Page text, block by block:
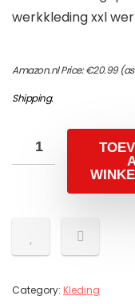
werkkleding xxl
Amazon.nl Price:€20.99(as
Shipping.
Category: Kleding